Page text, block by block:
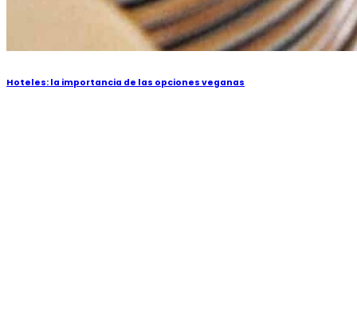
Hoteles: la importancia de las opciones veganas